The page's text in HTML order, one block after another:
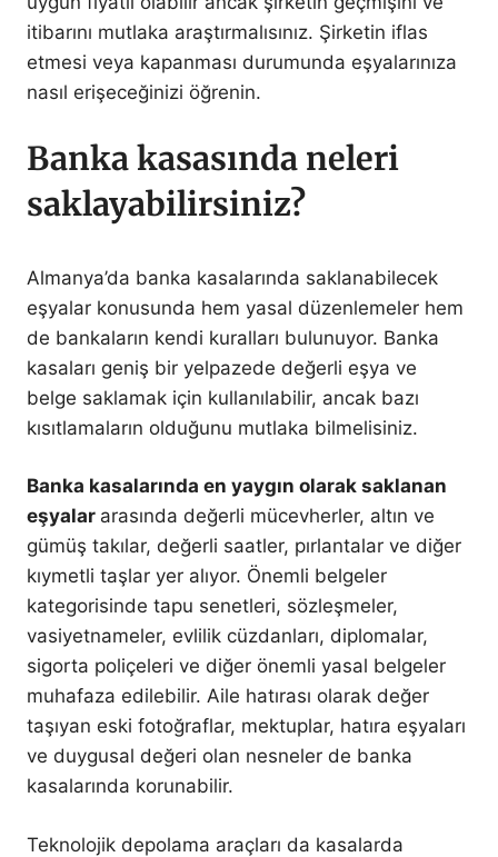
itibarını mutlaka araştırmalısınız. Şirketin iflas
etmesi veya kapanması durumunda eşyalarınıza
nasıl erişeceğinizi öğrenin.
Banka kasasında neleri
saklayabilirsiniz?
Almanya’da banka kasalarında saklanabilecek
eşyalar konusunda hem yasal düzenlemeler hem
de bankaların kendi kuralları bulunuyor. Banka
kasaları geniş bir yelpazede değerli eşya ve
belge saklamak için kullanılabilir, ancak bazı
kısıtlamaların olduğunu mutlaka bilmelisiniz.
Banka kasalarında en yaygın olarak saklanan
eşyalar arasında değerli mücevherler, altın ve
gümüş takılar, değerli saatler, pırlantalar ve diğer
kıymetli taşlar yer alıyor. Önemli belgeler
kategorisinde tapu senetleri, sözleşmeler,
vasiyetnameler, evlilik cüzdanları, diplomalar,
sigorta poliçeleri ve diğer önemli yasal belgeler
muhafaza edilebilir. Aile hatırası olarak değer
taşıyan eski fotoğraflar, mektuplar, hatıra eşyaları
ve duygusal değeri olan nesneler de banka
kasalarında korunabilir.
Teknolojik depolama araçları da kasalarda